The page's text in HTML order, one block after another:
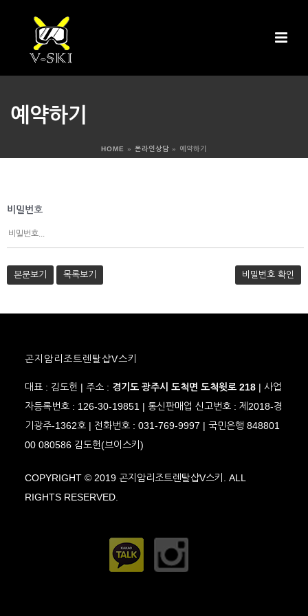
예약하기
HOME » 온라인상담 » 예약하기
비밀번호
본문보기 목록보기 비밀번호 확인
곤지암리조트렌탈샵V스키
대표 : 김도헌 | 주소 : 경기도 광주시 도척면 도척윗로 218 | 사업
자등록번호 : 126-30-19851 | 통신판매업 신고번호 : 제2018-경
기광주-1362호 | 전화번호 : 031-769-9997 | 국민은행 848801
00 080586 김도헌(브이스키)
COPYRIGHT © 2019 곤지암리조트렌탈샵V스키. ALL
RIGHTS RESERVED.